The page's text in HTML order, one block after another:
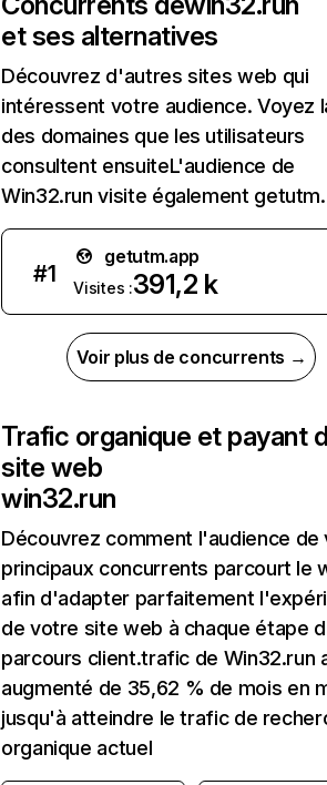
et ses alternatives
Découvrez d'autres sites web qui
intéressent votre audience. Voyez
des domaines que les utilisateurs
consultent ensuiteL'audience de
Win32.run visite également
#1
getutm.app
Visites :391,2 k
Voir plus de concurrents →
Trafic organique et payant
site web
win32.run
Découvrez comment l'audience de
principaux concurrents parcourt le
afin d'adapter parfaitement
de votre site web à chaque étape
parcours client.trafic de Win32.run
augmenté de 35,62 % de mois en
jusqu'à atteindre le trafic de
organique actuel